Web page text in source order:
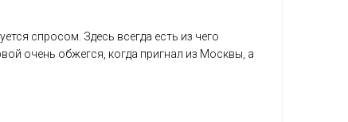
спросом. Здесь всегда есть из чего
очень обжегся, когда пригнал из Москвы, а